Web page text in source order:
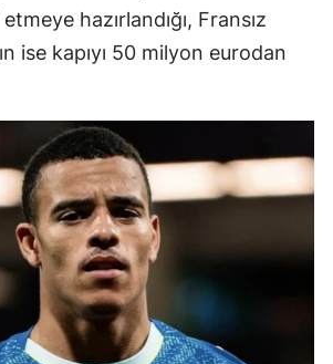
hazırlandığı, Fransız
ise kapıyı 50 milyon eurodan